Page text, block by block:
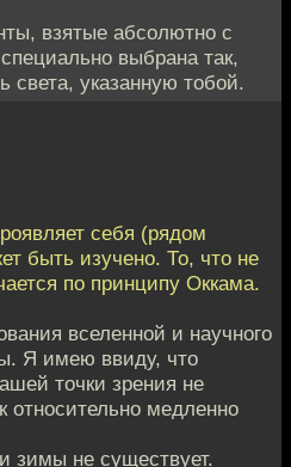
взятые абсолютно с
выбрана так,
света, указанную тобой.
себя (рядом
быть изучено. То, что не
по принципу Оккама.
вселенной и научного
Я имею ввиду, что
точки зрения не
относительно медленно
зимы не существует.